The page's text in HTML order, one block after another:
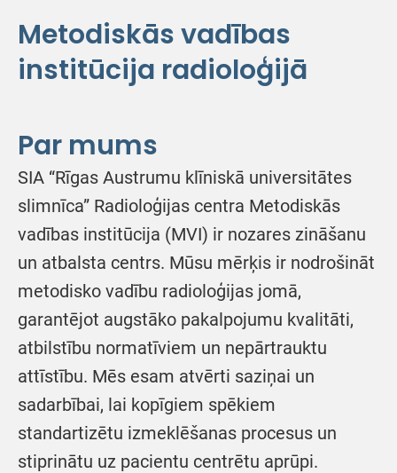
Metodiskās vadības
institūcija radioloģijā
Par mums
SIA “Rīgas Austrumu klīniskā universitātes
slimnīca” Radioloģijas centra Metodiskās
vadības institūcija (MVI) ir nozares zināšanu
un atbalsta centrs. Mūsu mērķis ir nodrošināt
metodisko vadību radioloģijas jomā,
garantējot augstāko pakalpojumu kvalitāti,
atbilstību normatīviem un nepārtrauktu
attīstību. Mēs esam atvērti saziņai un
sadarbībai, lai kopīgiem spēkiem
standartizētu izmeklēšanas procesus un
stiprinātu uz pacientu centrētu aprūpi.